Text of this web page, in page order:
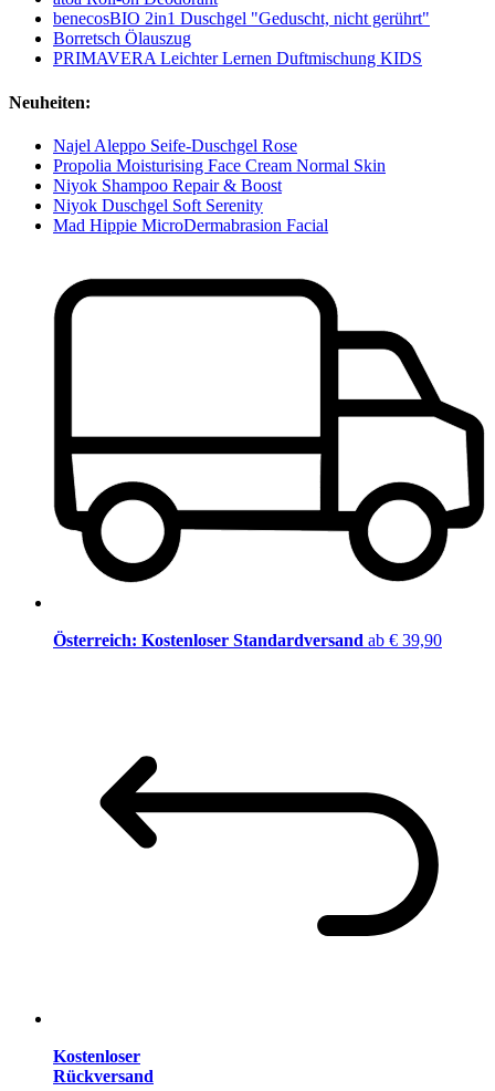
benecosBIO 2in1 Duschgel "Geduscht, nicht gerührt"
Borretsch Ölauszug
PRIMAVERA Leichter Lernen Duftmischung KIDS
Neuheiten:
Najel Aleppo Seife-Duschgel Rose
Propolia Moisturising Face Cream Normal Skin
Niyok Shampoo Repair & Boost
Niyok Duschgel Soft Serenity
Mad Hippie MicroDermabrasion Facial
Österreich: Kostenloser Standardversand ab € 39,90
Kostenloser
Rückversand